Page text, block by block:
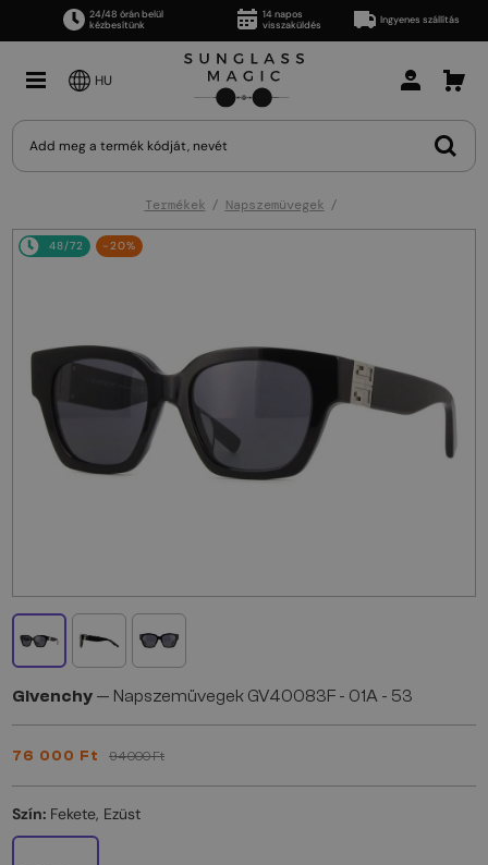
24/48 órán belül
kézbesítünk
14 napos
visszaküldés
Ingyenes szállítás
HU
Termékek Napszemüvegek
48/72 -20%
Givenchy — Napszemüvegek GV40083F - 01A - 53
76 000 Ft 94 000 Ft
Szín: Fekete, Ezüst